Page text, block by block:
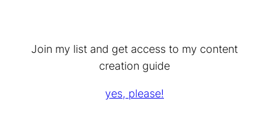
Join my list and get access to my content
creation guide
yes, please!